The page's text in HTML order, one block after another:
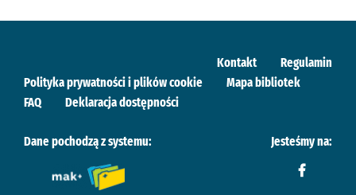
Kontakt
Regulamin
Polityka prywatności i plików cookie
Mapa bibliotek
FAQ
Deklaracja dostępności
Dane pochodzą z systemu: Jesteśmy na: